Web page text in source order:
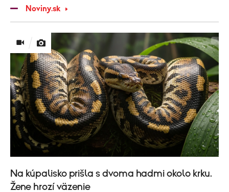
Noviny.sk
Na kúpalisko prišla s dvoma hadmi okolo krku.
Žene hrozí väzenie